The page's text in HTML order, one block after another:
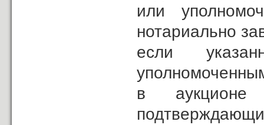
или
нотариально
если
в аукционе